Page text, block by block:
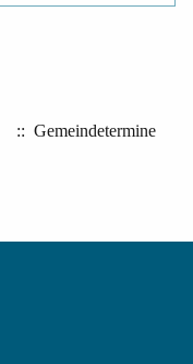
:: Gemeindetermine